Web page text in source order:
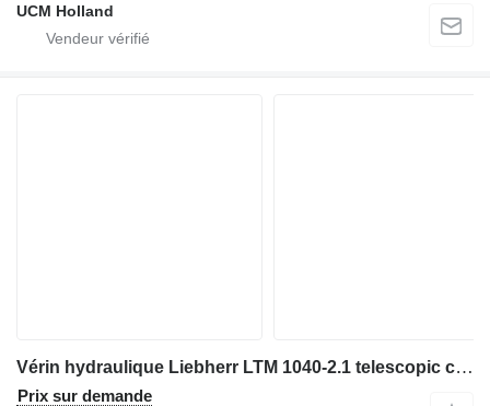
UCM Holland
Vérin hydraulique Liebherr LTM 1040-2.1 telescopic cylinder 10 28 80 98 pour grue mobile
Prix sur demande